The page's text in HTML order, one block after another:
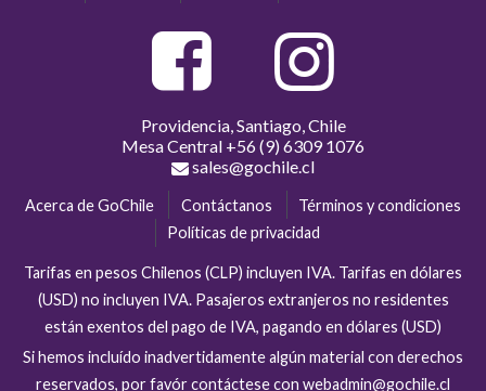
Providencia, Santiago, Chile
Mesa Central +56 (9) 6309 1076
sales@gochile.cl
Acerca de GoChile Contáctanos
Términos y condiciones
Políticas de privacidad
Tarifas en pesos Chilenos (CLP) incluyen IVA. Tarifas en dólares
(USD) no incluyen IVA. Pasajeros extranjeros no residentes
están exentos del pago de IVA, pagando en dólares (USD)
Si hemos incluído inadvertidamente algún material con derechos
reservados, por favór contáctese con webadmin@gochile.cl